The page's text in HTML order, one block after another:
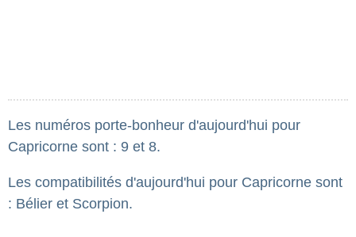
Les numéros porte-bonheur d'aujourd'hui pour
Capricorne sont : 9 et 8.
Les compatibilités d'aujourd'hui pour Capricorne sont
: Bélier et Scorpion.